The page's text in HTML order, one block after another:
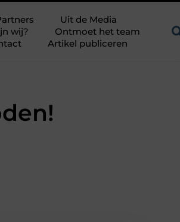
Uit de Media
wij?
Ontmoet het team
Artikel publiceren